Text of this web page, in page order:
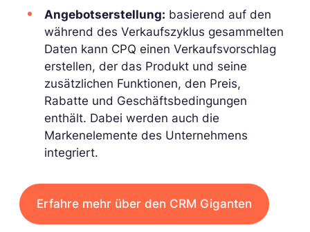
Angebotserstellung: basierend auf den
während des Verkaufszyklus gesammelten
Daten kann CPQ einen Verkaufsvorschlag
erstellen, der das Produkt und seine
zusätzlichen Funktionen, den Preis,
Rabatte und Geschäftsbedingungen
enthält. Dabei werden auch die
Markenelemente des Unternehmens
integriert.
Erfahre mehr über den CRM Giganten